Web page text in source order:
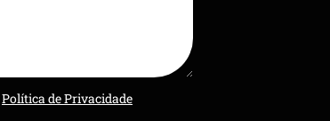
Política de Privacidade